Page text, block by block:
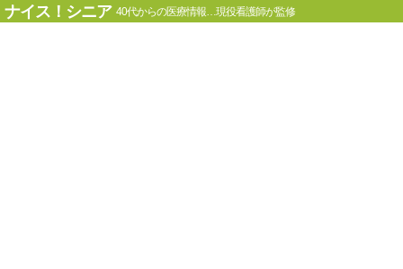
ナイス！シニア 40代からの医療情報…現役看護師が監修